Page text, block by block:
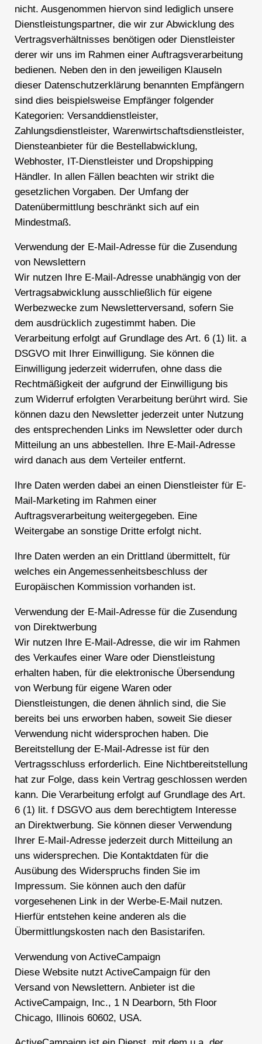
nicht. Ausgenommen hiervon sind lediglich unsere
Dienstleistungspartner, die wir zur Abwicklung des
Vertragsverhältnisses benötigen oder Dienstleister
derer wir uns im Rahmen einer Auftragsverarbeitung
bedienen. Neben den in den jeweiligen Klauseln
dieser Datenschutzerklärung benannten Empfängern
sind dies beispielsweise Empfänger folgender
Kategorien: Versanddienstleister,
Zahlungsdienstleister, Warenwirtschaftsdienstleister,
Diensteanbieter für die Bestellabwicklung,
Webhoster, IT-Dienstleister und Dropshipping
Händler. In allen Fällen beachten wir strikt die
gesetzlichen Vorgaben. Der Umfang der
Datenübermittlung beschränkt sich auf ein
Mindestmaß.
Verwendung der E-Mail-Adresse für die Zusendung
von Newslettern
Wir nutzen Ihre E-Mail-Adresse unabhängig von der
Vertragsabwicklung ausschließlich für eigene
Werbezwecke zum Newsletterversand, sofern Sie
dem ausdrücklich zugestimmt haben. Die
Verarbeitung erfolgt auf Grundlage des Art. 6 (1) lit. a
DSGVO mit Ihrer Einwilligung. Sie können die
Einwilligung jederzeit widerrufen, ohne dass die
Rechtmäßigkeit der aufgrund der Einwilligung bis
zum Widerruf erfolgten Verarbeitung berührt wird. Sie
können dazu den Newsletter jederzeit unter Nutzung
des entsprechenden Links im Newsletter oder durch
Mitteilung an uns abbestellen. Ihre E-Mail-Adresse
wird danach aus dem Verteiler entfernt.
Ihre Daten werden dabei an einen Dienstleister für E-
Mail-Marketing im Rahmen einer
Auftragsverarbeitung weitergegeben. Eine
Weitergabe an sonstige Dritte erfolgt nicht.
Ihre Daten werden an ein Drittland übermittelt, für
welches ein Angemessenheitsbeschluss der
Europäischen Kommission vorhanden ist.
Verwendung der E-Mail-Adresse für die Zusendung
von Direktwerbung
Wir nutzen Ihre E-Mail-Adresse, die wir im Rahmen
des Verkaufes einer Ware oder Dienstleistung
erhalten haben, für die elektronische Übersendung
von Werbung für eigene Waren oder
Dienstleistungen, die denen ähnlich sind, die Sie
bereits bei uns erworben haben, soweit Sie dieser
Verwendung nicht widersprochen haben. Die
Bereitstellung der E-Mail-Adresse ist für den
Vertragsschluss erforderlich. Eine Nichtbereitstellung
hat zur Folge, dass kein Vertrag geschlossen werden
kann. Die Verarbeitung erfolgt auf Grundlage des Art.
6 (1) lit. f DSGVO aus dem berechtigtem Interesse
an Direktwerbung. Sie können dieser Verwendung
Ihrer E-Mail-Adresse jederzeit durch Mitteilung an
uns widersprechen. Die Kontaktdaten für die
Ausübung des Widerspruchs finden Sie im
Impressum. Sie können auch den dafür
vorgesehenen Link in der Werbe-E-Mail nutzen.
Hierfür entstehen keine anderen als die
Übermittlungskosten nach den Basistarifen.
Verwendung von ActiveCampaign
Diese Website nutzt ActiveCampaign für den
Versand von Newslettern. Anbieter ist die
ActiveCampaign, Inc., 1 N Dearborn, 5th Floor
Chicago, Illinois 60602, USA.